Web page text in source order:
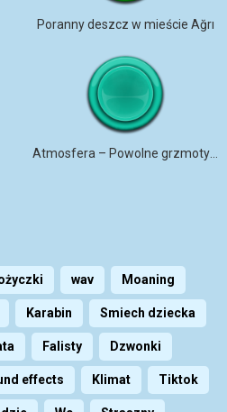
Poranny deszcz w mieście Ağrı
Atmosfera – Powolne grzmoty z cykaniem świerszczy i bardzo lekki deszcz
wav Moaning
Karabin Smiech dziecka
Falisty Dzwonki
effects Klimat Tiktok